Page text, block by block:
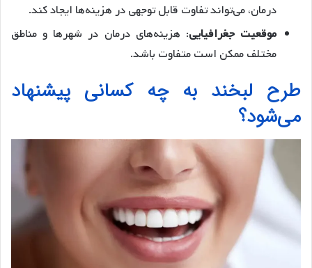
درمان، می‌تواند تفاوت قابل توجهی در هزینه‌ها ایجاد کند.
موقعیت جغرافیایی: هزینه‌های درمان در شهرها و مناطق
مختلف ممکن است متفاوت باشد.
طرح لبخند به چه کسانی پیشنهاد
می‌شود؟